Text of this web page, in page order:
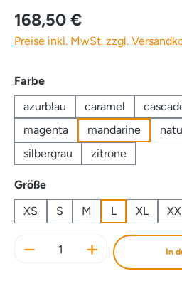
168,50 €
Preise inkl. MwSt. zzgl.
Farbeauswählen
azurblau
caramel
magenta
mandarine
silbergrau
zitrone
Größeauswählen
XS
S M L XL
Produkt Anzahl: Gib In